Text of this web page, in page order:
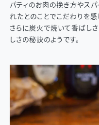
パティのお肉の挽き方やス
れたとのことでこだわりを感
さらに炭火で焼いて香ばし
しさの秘訣のようです。